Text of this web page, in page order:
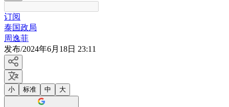
订阅
泰国政局
周逸菲
发布/2024年6月18日 23:11
小 标准 中 大